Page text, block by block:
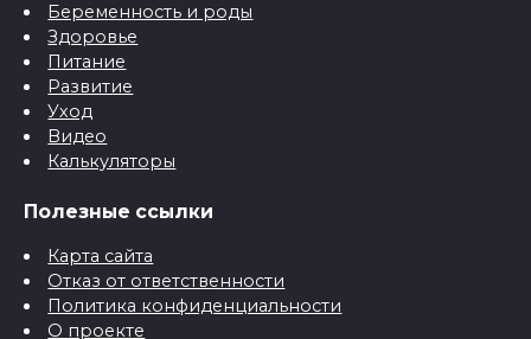
Беременность и роды
Здоровье
Питание
Развитие
Уход
Видео
Калькуляторы
Полезные ссылки
Карта сайта
Отказ от ответственности
Политика конфиденциальности
О проекте